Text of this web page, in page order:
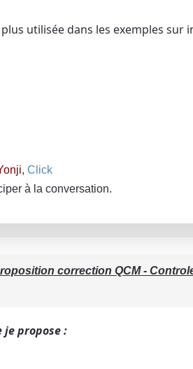
utilisée dans les exemples
, Click
à la conversation.
correction QCM -
propose :